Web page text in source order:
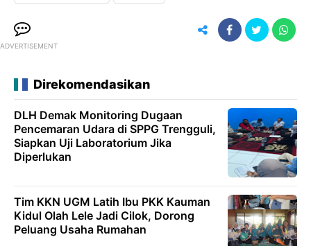
ADVERTISEMENT
Direkomendasikan
DLH Demak Monitoring Dugaan
Pencemaran Udara di SPPG Trengguli,
Siapkan Uji Laboratorium Jika
Diperlukan
Tim KKN UGM Latih Ibu PKK Kauman
Kidul Olah Lele Jadi Cilok, Dorong
Peluang Usaha Rumahan